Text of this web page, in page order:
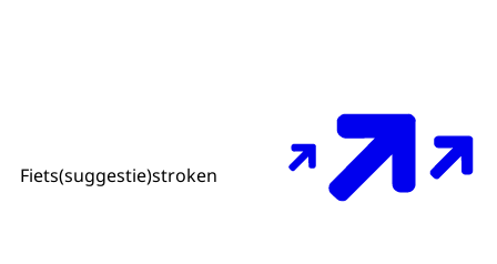
Fiets(suggestie)stroken